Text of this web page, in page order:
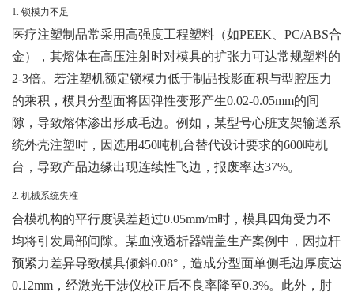
1. 锁模力不足
医疗注塑制品常采用高强度工程塑料（如PEEK、PC/ABS合
金），其熔体在高压注射时对模具的扩张力可达常规塑料的
2-3倍。若注塑机额定锁模力低于制品投影面积与型腔压力
的乘积，模具分型面将因弹性变形产生0.02-0.05mm的间
隙，导致熔体渗出形成毛边。例如，某型号心脏支架输送系
统外壳注塑时，因选用450吨机台替代设计要求的600吨机
台，导致产品边缘出现连续性飞边，报废率达37%。
2. 机械系统失准
合模机构的平行度误差超过0.05mm/m时，模具四角受力不
均将引发局部间隙。某血液透析器端盖生产案例中，因拉杆
预紧力差异导致模具倾斜0.08°，造成分型面单侧毛边厚度达
0.12mm，经激光干涉仪校正后不良率降至0.3%。此外，肘